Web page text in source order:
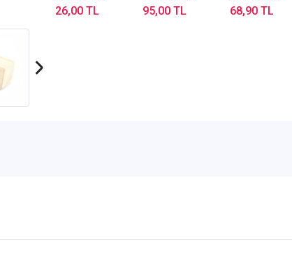
2 x 15 cm
26,00 TL
Kes Eni 5
95,00 TL
15X20
68,90 TL